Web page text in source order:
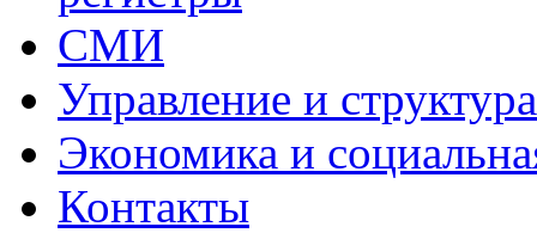
СМИ
Управление и
Экономика и
Контакты